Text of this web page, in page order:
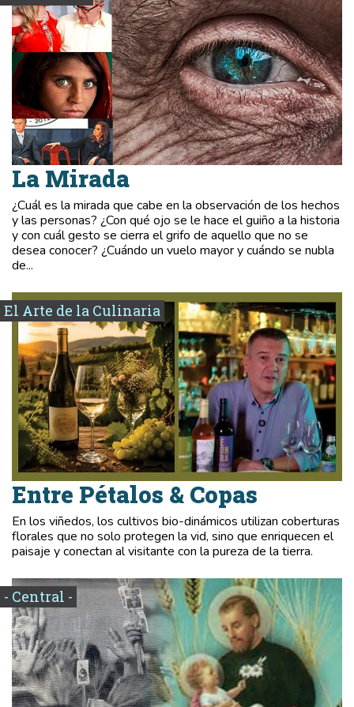
La Mirada
¿Cuál es la mirada que cabe en la observación de los hechos
y las personas? ¿Con qué ojo se le hace el guiño a la historia
y con cuál gesto se cierra el grifo de aquello que no se
desea conocer? ¿Cuándo un vuelo mayor y cuándo se nubla
de...
El Arte de la Culinaria
Entre Pétalos & Copas
En los viñedos, los cultivos bio-dinámicos utilizan coberturas
florales que no solo protegen la vid, sino que enriquecen el
paisaje y conectan al visitante con la pureza de la tierra.
- Central -